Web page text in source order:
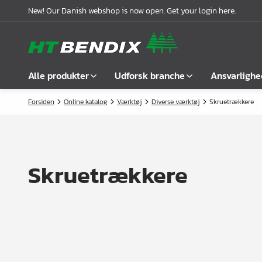
New! Our Danish webshop is now open. Get your login here.
Alle produkter
Vis alle
Låse
Udforsk branche
Møbelindustrien
Garderobeløsninger
Om os
Compliance
Forsiden Online katalog Værktøj Diverse værktøj Skruetrækkere
Skruetrækkere